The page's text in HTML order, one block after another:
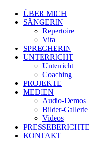
ÜBER MICH
SÄNGERIN
Repertoire
Vita
SPRECHERIN
UNTERRICHT
Unterricht
Coaching
PROJEKTE
MEDIEN
Audio-Demos
Bilder-Gallerie
Videos
PRESSEBERICHTE
KONTAKT